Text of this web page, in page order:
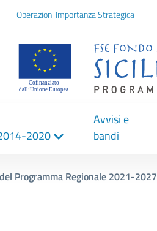
Navigazione
Operazioni Importanza Strategica
2020
Avvisi e
bandi
Programma Regionale 2021-2027